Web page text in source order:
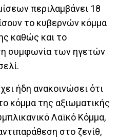
περιλαμβάνει 18
το κυβερνών κόμμα
καθώς και το
συμφωνία των ηγετών
ήδη ανακοινώσει ότι
κόμμα της αξιωματικής
Λαϊκό Κόμμα,
στο ζενίθ,